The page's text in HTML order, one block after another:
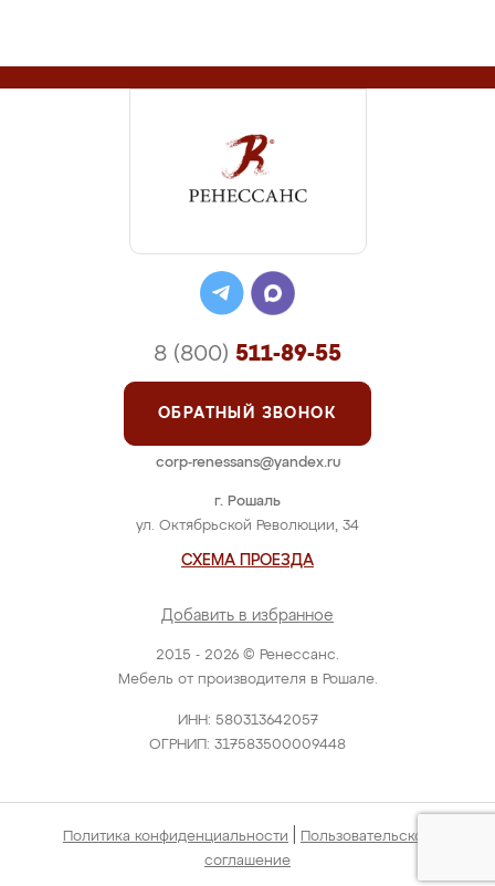
2015 - 2026 © Ренессанс.
Мебель от производителя в Рошале.
ИНН: 580313642057
ОГРНИП: 317583500009448
г. Рошаль
ул. Октябрьской Революции, 34
СХЕМА ПРОЕЗДА
Добавить в избранное
8 (800) 511-89-55
ОБРАТНЫЙ ЗВОНОК
corp-renessans@yandex.ru
Политика конфиденциальности
Пользовательское
соглашение